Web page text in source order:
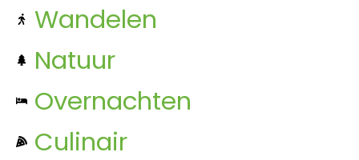
Wandelen
Natuur
Overnachten
Culinair